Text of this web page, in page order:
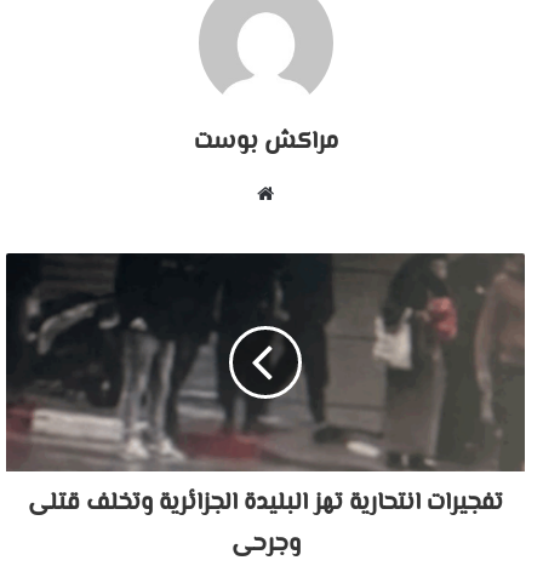
مراكش بوست
تفجيرات انتحارية تهز البليدة الجزائرية وتخلف قتلى
وجرحى